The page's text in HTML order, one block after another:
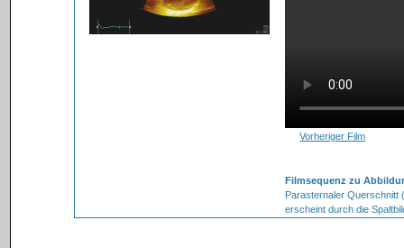
Vorheriger Film
Filmsequenz zu
Parasternaler Querschnitt
erscheint durch die